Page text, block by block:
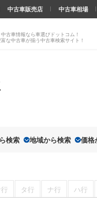
古車情報なら車選びドットコム！
な中古車が揃う中古車検索サイト！
中古車販売店 中古車相場
検索 地域から検索 価格
タ行 ナ行 ハ行